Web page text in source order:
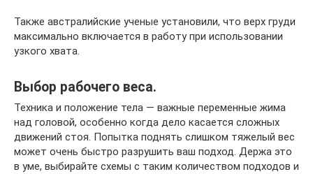
Также австралийские ученые установили, что верх груди
максимально включается в работу при использовании
узкого хвата.
Выбор рабочего веса.
Техника и положение тела — важные переменные жима
над головой, особенно когда дело касается сложных
движений стоя. Попытка поднять слишком тяжелый вес
может очень быстро разрушить ваш подход. Держа это
в уме, выбирайте схемы с таким количеством подходов и